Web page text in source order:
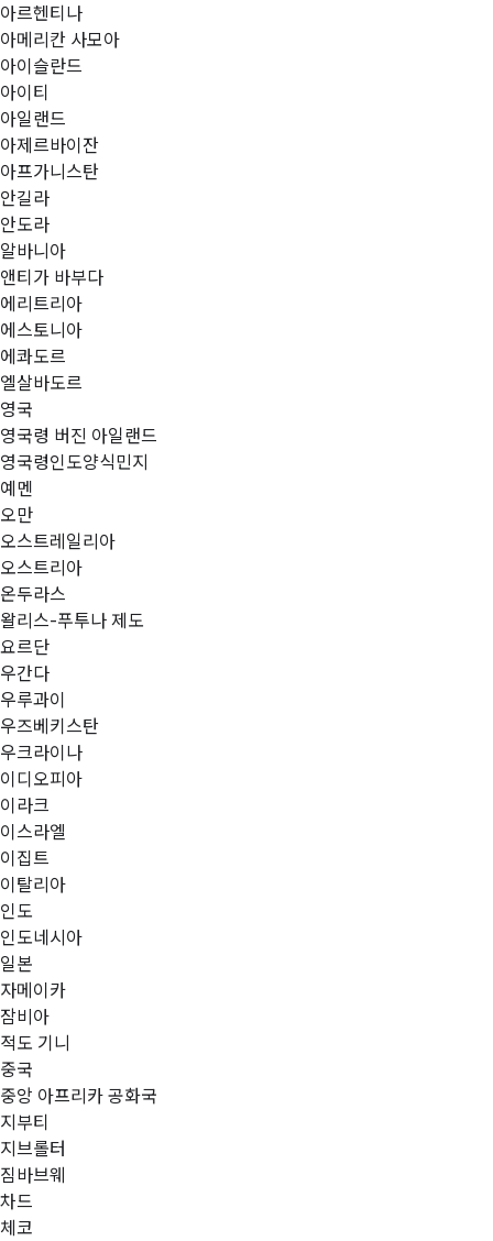
아르헨티나
아메리칸 사모아
아이슬란드
아이티
아일랜드
아제르바이잔
아프가니스탄
안길라
안도라
알바니아
앤티가 바부다
에리트리아
에스토니아
에콰도르
엘살바도르
영국
영국령 버진 아일랜드
영국령인도양식민지
예멘
오만
오스트레일리아
오스트리아
온두라스
왈리스-푸투나 제도
요르단
우간다
우루과이
우즈베키스탄
우크라이나
이디오피아
이라크
이스라엘
이집트
이탈리아
인도
인도네시아
일본
자메이카
잠비아
적도 기니
중국
중앙 아프리카 공화국
지부티
지브롤터
짐바브웨
차드
체코